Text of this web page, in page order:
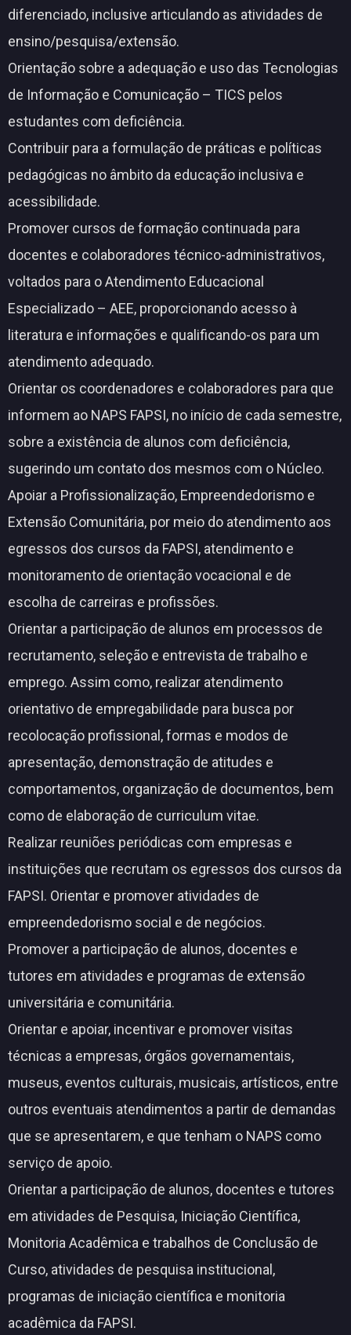
diferenciado, inclusive articulando as atividades de
ensino/pesquisa/extensão.
Orientação sobre a adequação e uso das Tecnologias
de Informação e Comunicação – TICS pelos
estudantes com deficiência.
Contribuir para a formulação de práticas e políticas
pedagógicas no âmbito da educação inclusiva e
acessibilidade.
Promover cursos de formação continuada para
docentes e colaboradores técnico-administrativos,
voltados para o Atendimento Educacional
Especializado – AEE, proporcionando acesso à
literatura e informações e qualificando-os para um
atendimento adequado.
Orientar os coordenadores e colaboradores para que
informem ao NAPS FAPSI, no início de cada semestre,
sobre a existência de alunos com deficiência,
sugerindo um contato dos mesmos com o Núcleo.
Apoiar a Profissionalização, Empreendedorismo e
Extensão Comunitária, por meio do atendimento aos
egressos dos cursos da FAPSI, atendimento e
monitoramento de orientação vocacional e de
escolha de carreiras e profissões.
Orientar a participação de alunos em processos de
recrutamento, seleção e entrevista de trabalho e
emprego. Assim como, realizar atendimento
orientativo de empregabilidade para busca por
recolocação profissional, formas e modos de
apresentação, demonstração de atitudes e
comportamentos, organização de documentos, bem
como de elaboração de curriculum vitae.
Realizar reuniões periódicas com empresas e
instituições que recrutam os egressos dos cursos da
FAPSI. Orientar e promover atividades de
empreendedorismo social e de negócios.
Promover a participação de alunos, docentes e
tutores em atividades e programas de extensão
universitária e comunitária.
Orientar e apoiar, incentivar e promover visitas
técnicas a empresas, órgãos governamentais,
museus, eventos culturais, musicais, artísticos, entre
outros eventuais atendimentos a partir de demandas
que se apresentarem, e que tenham o NAPS como
serviço de apoio.
Orientar a participação de alunos, docentes e tutores
em atividades de Pesquisa, Iniciação Científica,
Monitoria Acadêmica e trabalhos de Conclusão de
Curso, atividades de pesquisa institucional,
programas de iniciação científica e monitoria
acadêmica da FAPSI.